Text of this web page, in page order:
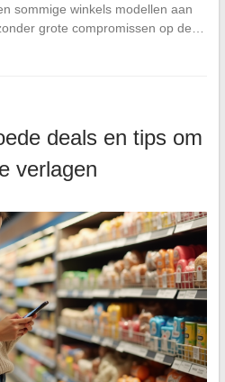
sommige winkels modellen aan
grote compromissen op de…
deals en tips om
verlagen